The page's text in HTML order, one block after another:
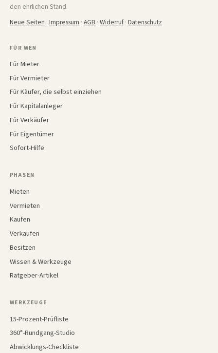
den ehrlichen Stand.
Neue Seiten · Impressum · AGB · Widerruf · Datenschutz
FÜR WEN
Für Mieter
Für Vermieter
Für Käufer, die selbst einziehen
Für Kapitalanleger
Für Verkäufer
Für Eigentümer
Sofort-Hilfe
PHASEN
Mieten
Vermieten
Kaufen
Verkaufen
Besitzen
Wissen & Werkzeuge
Ratgeber-Artikel
WERKZEUGE
15-Prozent-Prüfliste
360°-Rundgang-Studio
Abwicklungs-Checkliste